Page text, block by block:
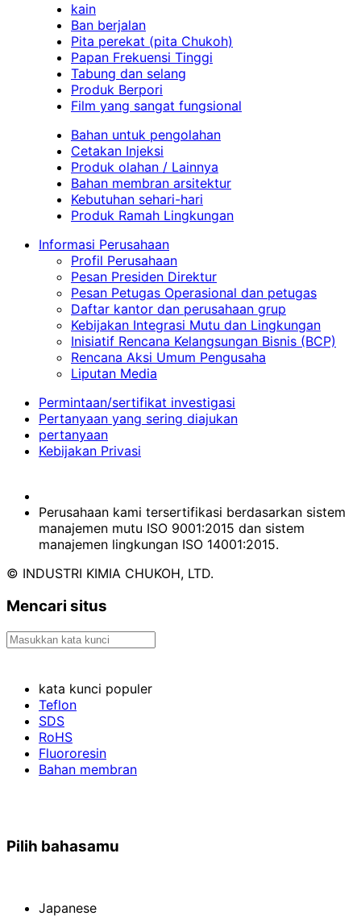
kain
Ban berjalan
Pita perekat (pita Chukoh)
Papan Frekuensi Tinggi
Tabung dan selang
Produk Berpori
Film yang sangat fungsional
Bahan untuk pengolahan
Cetakan Injeksi
Produk olahan / Lainnya
Bahan membran arsitektur
Kebutuhan sehari-hari
Produk Ramah Lingkungan
Informasi Perusahaan
Profil Perusahaan
Pesan Presiden Direktur
Pesan Petugas Operasional dan petugas
Daftar kantor dan perusahaan grup
Kebijakan Integrasi Mutu dan Lingkungan
Inisiatif Rencana Kelangsungan Bisnis (BCP)
Rencana Aksi Umum Pengusaha
Liputan Media
Permintaan/sertifikat investigasi
Pertanyaan yang sering diajukan
pertanyaan
Kebijakan Privasi
Perusahaan kami tersertifikasi berdasarkan sistem
manajemen mutu ISO 9001:2015 dan sistem
manajemen lingkungan ISO 14001:2015.
© INDUSTRI KIMIA CHUKOH, LTD.
Mencari situs
kata kunci populer
Teflon
SDS
RoHS
Fluororesin
Bahan membran
Pilih bahasamu
Japanese